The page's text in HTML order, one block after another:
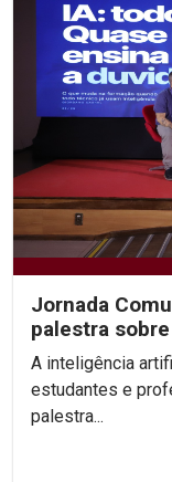
Jornada
palestra
A inteligência
estudantes e
palestra...